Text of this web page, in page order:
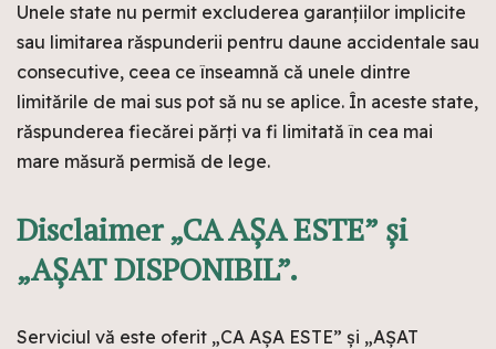
Unele state nu permit excluderea garanțiilor implicite
sau limitarea răspunderii pentru daune accidentale sau
consecutive, ceea ce înseamnă că unele dintre
limitările de mai sus pot să nu se aplice. În aceste state,
răspunderea fiecărei părți va fi limitată în cea mai
mare măsură permisă de lege.
Disclaimer „CA AȘA ESTE” și
„AȘAT DISPONIBIL”.
Serviciul vă este oferit „CA AȘA ESTE” și „AȘAT